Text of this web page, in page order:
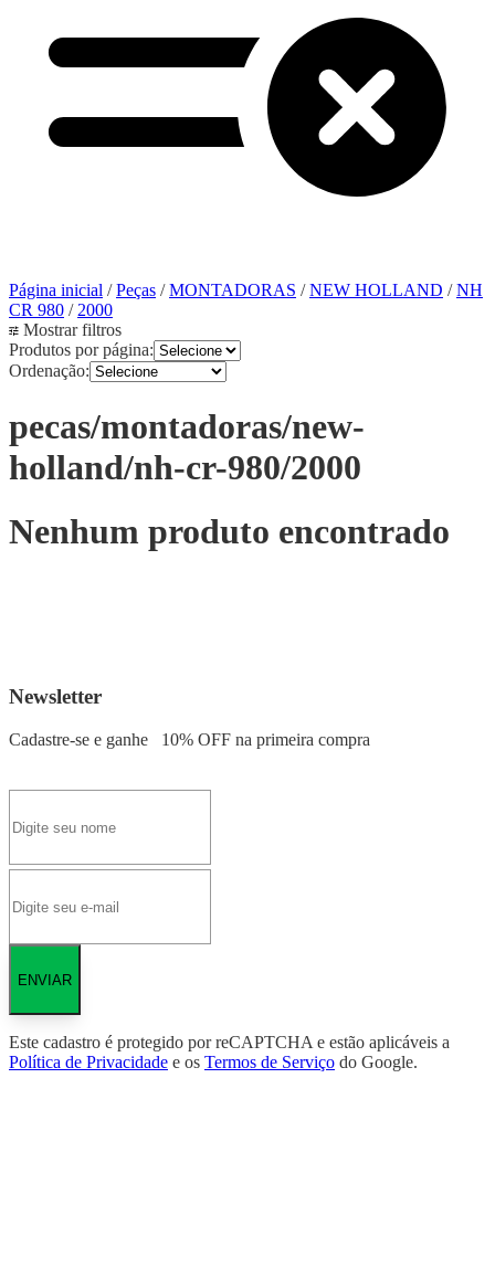
Página inicial /Peças /MONTADORAS /NEW HOLLAND /NH
CR 980 /2000
Mostrar filtros
Produtos por página:
Ordenação:
pecas/montadoras/new-
holland/nh-cr-980/2000
Nenhum produto encontrado
Newsletter
Cadastre-se e ganhe 10% OFF na primeira compra
ENVIAR
Este cadastro é protegido por reCAPTCHA e estão aplicáveis a
Política de Privacidade e os Termos de Serviço do Google.